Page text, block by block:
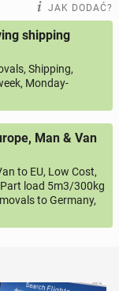
JAK DODAĆ?
shipping
Shipping,
Monday-
Man & Van
to EU, Low Cost,
load 5m3/300kg
to Germany,